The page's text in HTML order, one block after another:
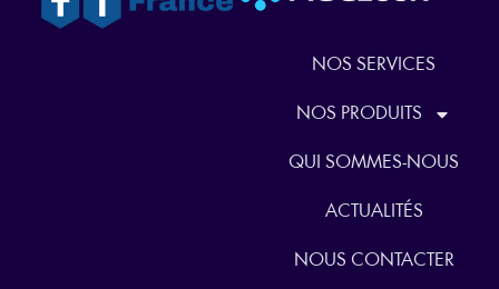
NOS SERVICES
NOS PRODUITS
QUI SOMMES-NOUS
ACTUALITÉS
NOUS CONTACTER